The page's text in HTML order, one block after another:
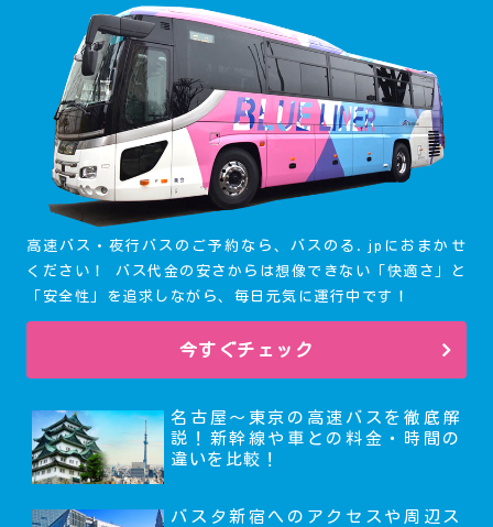
高速バス・夜行バスのご予約なら、バスのる.jpにおまかせ
ください！ バス代金の安さからは想像できない「快適さ」と
「安全性」を追求しながら、毎日元気に運行中です！
今すぐチェック
名古屋～東京の高速バスを徹底解
説！新幹線や車との料金・時間の
違いを比較！
バスタ新宿へのアクセスや周辺ス